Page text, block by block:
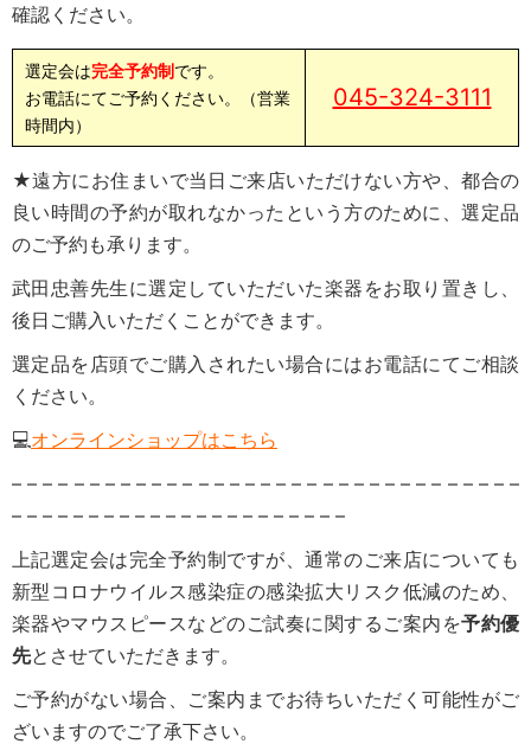
確認ください。
選定会は完全予約制です。
お電話にてご予約ください。（営業
時間内）
045-324-3111
★遠方にお住まいで当日ご来店いただけない方や、都合の
良い時間の予約が取れなかったという方のために、選定品
のご予約も承ります。
武田忠善先生に選定していただいた楽器をお取り置きし、
後日ご購入いただくことができます。
選定品を店頭でご購入されたい場合にはお電話にてご相談
ください。
💻オンラインショップはこちら
– – – – – – – – – – – – – – – – – – – – – – – – – – – – – – – – –
– – – – – – – – – – – – – – – – – – – – – –
上記選定会は完全予約制ですが、通常のご来店についても
新型コロナウイルス感染症の感染拡大リスク低減のため、
楽器やマウスピースなどのご試奏に関するご案内を予約優
先とさせていただきます。
ご予約がない場合、ご案内までお待ちいただく可能性がご
ざいますのでご了承下さい。